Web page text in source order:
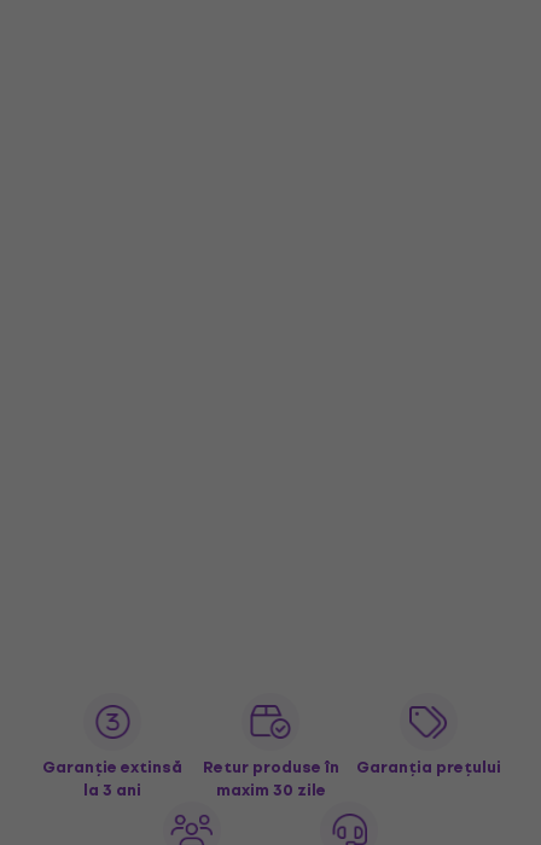
Garanție extinsă
la 3 ani
Retur produse în
maxim 30 zile
Garanția prețului